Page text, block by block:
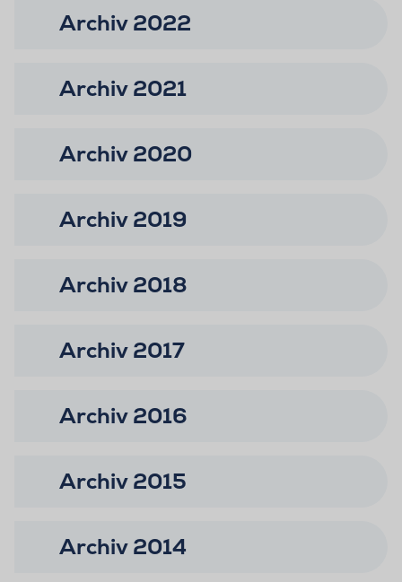
Archiv 2022
Archiv 2021
Archiv 2020
Archiv 2019
Archiv 2018
Archiv 2017
Archiv 2016
Archiv 2015
Archiv 2014